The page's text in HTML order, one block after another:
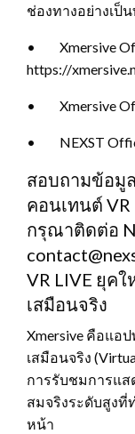
ช่องทางอย่างเป็
• Xmersive
https://
• Xmersive
• NEXST
สอบถามข้อมู
คอนเทนต์
กรุณาติดต่อ
VR LIVE ยุค
เสมือนจริง
Xmersive คือแอ
เสมือนจริง
การรับชมการแ
สมจริงระดับสูง
หน้า